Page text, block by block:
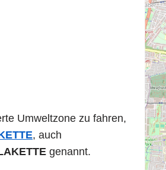
Umweltzone zu fahren,
, auch
genannt.